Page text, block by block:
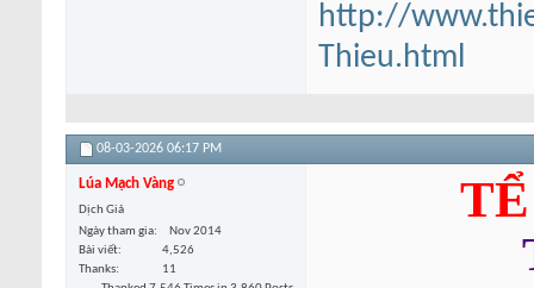
http://
Thieu.html
08-03-2026 06:17 PM
Lúa Mạch Vàng
Dịch Giả
Ngày tham gia
Nov 2014
Bài viết
4,526
Thanks
11